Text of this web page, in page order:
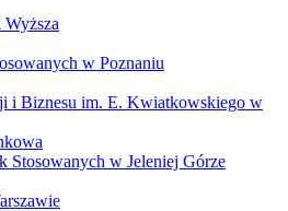
Wyższa
w Poznaniu
i Biznesu im. E. Kwiatkowskiego w
Stosowanych w Jeleniej Górze